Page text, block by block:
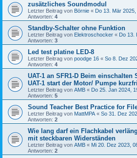
zusätzliches Soundmodul
Letzter Beitrag von Börnie « Do 13. Mär
Antworten: 4
Standby-Schalter ohne Funktion
Letzter Beitrag von Elektroschocker « Do 13.
Antworten: 3
Led test platine LED-8
Letzter Beitrag von poodge 16 « So 8. Dez
Antworten: 4
UAT-1 an SFR1-D Beim einschalten
UAT-1 start der Motor/ Pumpe
Letzter Beitrag von AMB « Do 25. Jan 2024,
Antworten: 5
Sound Teacher Best Practice for
Letzter Beitrag von MattMPA « So 31. Dez
Antworten: 2
Wie lang darf ein Flachkabel
mit steckbaren Widerständen
Letzter Beitrag von AMB « Mi 20. Dez 2023,
Antworten: 2